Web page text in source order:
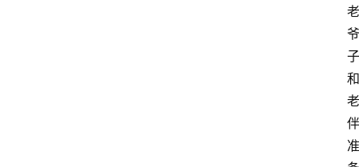
老
爷
子
和
老
伴
准